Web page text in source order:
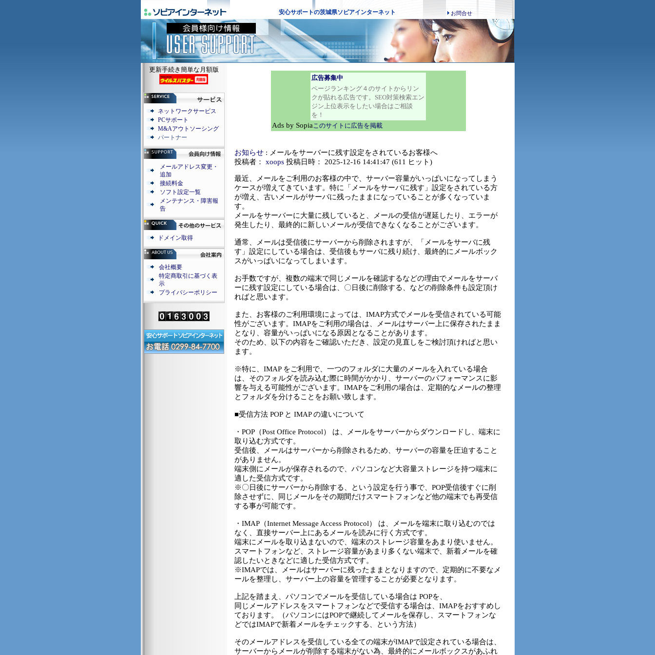
安心サポートの茨城県ソピアインターネット お問合せ
更新手続き簡単な月額版
ネットワークサービス
PCサポート
M&Aアウトソーシング
パートナー
メールアドレス変更・
追加
接続料金
ソフト設定一覧
メンテナンス・障害報
告
ドメイン取得
会社概要
特定商取引に基づく表
示
プライバシーポリシー
広告募集中
ページランキング４のサイトからリン
クが貼れる広告です。SEO対策検索エン
ジン上位表示をしたい場合はご相談
を！
Ads by Sopiaこのサイトに広告を掲載
お知らせ: メールをサーバーに残す設定をされているお客様へ
投稿者： xoops 投稿日時： 2025-12-16 14:41:47 (611 ヒット)
最近、メールをご利用のお客様の中で、サーバー容量がいっぱいになってしまう
ケースが増えてきています。特に「メールをサーバに残す」設定をされている方
が増え、古いメールがサーバに残ったままになっていることが多くなっていま
す。
メールをサーバーに大量に残していると、メールの受信が遅延したり、エラーが
発生したり、最終的に新しいメールが受信できなくなることがございます。
通常、メールは受信後にサーバーから削除されますが、「メールをサーバに残
す」設定にしている場合は、受信後もサーバに残り続け、最終的にメールボック
スがいっぱいになってしまいます。
お手数ですが、複数の端末で同じメールを確認するなどの理由でメールをサーバ
ーに残す設定にしている場合は、〇日後に削除する、などの削除条件も設定頂け
ればと思います。
また、お客様のご利用環境によっては、IMAP方式でメールを受信されている可能
性がございます。IMAPをご利用の場合は、メールはサーバー上に保存されたまま
となり、容量がいっぱいになる原因となることがあります。
そのため、以下の内容をご確認いただき、設定の見直しをご検討頂ければと思い
ます。
※特に、IMAP をご利用で、一つのフォルダに大量のメールを入れている場合
は、そのフォルダを読み込む際に時間がかかり、サーバーのパフォーマンスに影
響を与える可能性がございます。IMAPをご利用の場合は、定期的なメールの整理
とフォルダを分けることをお願い致します。
■受信方法 POP と IMAP の違いについて
・POP（Post Office Protocol） は、メールをサーバーからダウンロードし、端末に
取り込む方式です。
受信後、メールはサーバーから削除されるため、サーバーの容量を圧迫すること
がありません。
端末側にメールが保存されるので、パソコンなど大容量ストレージを持つ端末に
適した受信方式です。
※〇日後にサーバーから削除する、という設定を行う事で、POP受信後すぐに削
除させずに、同じメールをその期間だけスマートフォンなど他の端末でも再受信
する事が可能です。
・IMAP（Internet Message Access Protocol） は、メールを端末に取り込むのでは
なく、直接サーバー上にあるメールを読みに行く方式です。
端末にメールを取り込まないので、端末のストレージ容量をあまり使いません。
スマートフォンなど、ストレージ容量があまり多くない端末で、新着メールを確
認したいときなどに適した受信方式です。
※IMAPでは、メールはサーバーに残ったままとなりますので、定期的に不要なメ
ールを整理し、サーバー上の容量を管理することが必要となります。
上記を踏まえ、パソコンでメールを受信している場合は POPを、
同じメールアドレスをスマートフォンなどで受信する場合は、IMAPをおすすめし
ております。（パソコンにはPOPで継続してメールを保存し、スマートフォンな
どではIMAPで新着メールをチェックする、という方法）
そのメールアドレスを受信している全ての端末がIMAPで設定されている場合は、
サーバーからメールが削除する端末がない為、最終的にメールボックスがあふれ